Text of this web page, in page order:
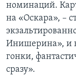
номинаций.
на «Оскара», –
Инишерина», и
гонки,
сразу».